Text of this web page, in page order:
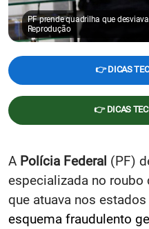
PF prende quadrilha que
Reprodução
👉 DICAS
👉 DICAS
A Polícia Federal (PF)
especializada no roubo
que atuava nos
esquema fraudulento